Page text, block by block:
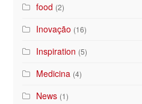
food (2)
Inovação (16)
Inspiration (5)
Medicina (4)
News (1)